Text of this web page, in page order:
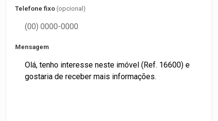
Telefone fixo (opcional)
Mensagem